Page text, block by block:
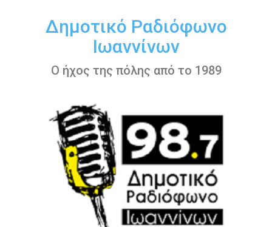
περιεχόμενοΔημοτικό Ραδιόφωνο
Ιωαννίνων
Ο ήχος της πόλης από το 1989